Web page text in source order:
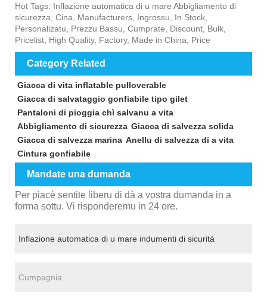
Hot Tags: Inflazione automatica di u mare Abbigliamento di
sicurezza, Cina, Manufacturers, Ingrossu, In Stock,
Personalizatu, Prezzu Bassu, Cumprate, Discount, Bulk,
Pricelist, High Quality, Factory, Made in China, Price
Category Related
Giacca di vita inflatable pulloverable
Giacca di salvataggio gonfiabile tipo gilet
Pantaloni di pioggia chì salvanu a vita
Abbigliamento di sicurezza Giacca di salvezza solida
Giacca di salvezza marina Anellu di salvezza di a vita
Cintura gonfiabile
Mandate una dumanda
Per piacè sentite liberu di dà a vostra dumanda in a
forma sottu. Vi risponderemu in 24 ore.